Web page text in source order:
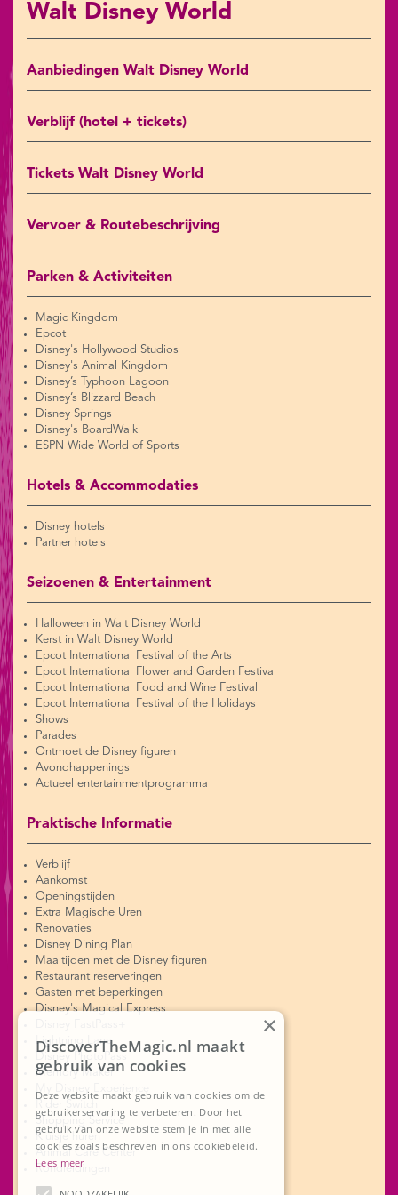
Walt Disney World
Aanbiedingen Walt Disney World
Verblijf (hotel + tickets)
Tickets Walt Disney World
Vervoer & Routebeschrijving
Parken & Activiteiten
Magic Kingdom
Epcot
Disney's Hollywood Studios
Disney's Animal Kingdom
Disney’s Typhoon Lagoon
Disney’s Blizzard Beach
Disney Springs
Disney's BoardWalk
ESPN Wide World of Sports
Hotels & Accommodaties
Disney hotels
Partner hotels
Seizoenen & Entertainment
Halloween in Walt Disney World
Kerst in Walt Disney World
Epcot International Festival of the Arts
Epcot International Flower and Garden Festival
Epcot International Food and Wine Festival
Epcot International Festival of the Holidays
Shows
Parades
Ontmoet de Disney figuren
Avondhappenings
Actueel entertainmentprogramma
Praktische Informatie
Verblijf
Aankomst
Openingstijden
Extra Magische Uren
Renovaties
Disney Dining Plan
Maaltijden met de Disney figuren
Restaurant reserveringen
Gasten met beperkingen
Disney's Magical Express
Lightning Lane
Memory Maker
Shopping Service
Kluisje huren
Animal Care Center
Rondleidingen
DiscoverTheMagic.nl maakt
gebruik van cookies
Deze website maakt gebruik van cookies om de
gebruikerservaring te verbeteren. Door het
gebruik van onze website stem je in met alle
cookies zoals beschreven in ons cookiebeleid.
Lees meer
×